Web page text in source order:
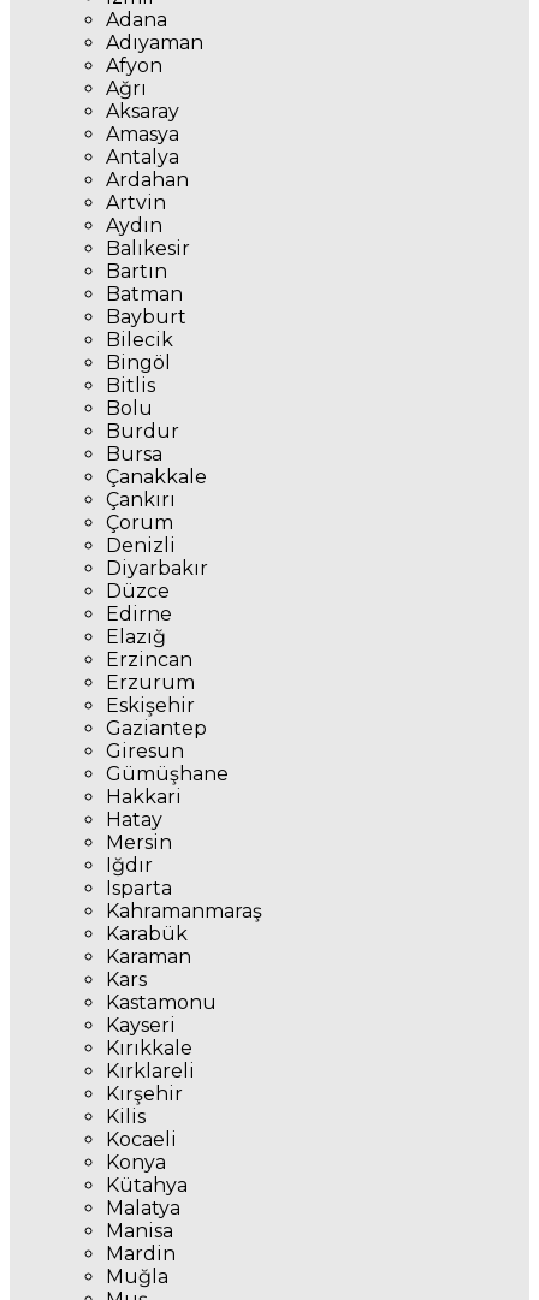
Adana
Adıyaman
Afyon
Ağrı
Aksaray
Amasya
Antalya
Ardahan
Artvin
Aydın
Balıkesir
Bartın
Batman
Bayburt
Bilecik
Bingöl
Bitlis
Bolu
Burdur
Bursa
Çanakkale
Çankırı
Çorum
Denizli
Diyarbakır
Düzce
Edirne
Elazığ
Erzincan
Erzurum
Eskişehir
Gaziantep
Giresun
Gümüşhane
Hakkari
Hatay
Mersin
Iğdır
Isparta
Kahramanmaraş
Karabük
Karaman
Kars
Kastamonu
Kayseri
Kırıkkale
Kırklareli
Kırşehir
Kilis
Kocaeli
Konya
Kütahya
Malatya
Manisa
Mardin
Muğla